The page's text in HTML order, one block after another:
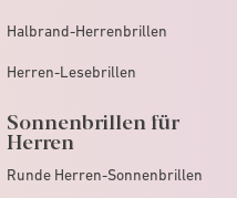
Halbrand-Herrenbrillen
Herren-Lesebrillen
Sonnenbrillen für
Herren
Runde Herren-Sonnenbrillen